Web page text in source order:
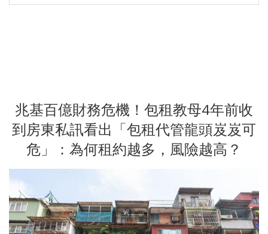
兆基百億財務危機！包租教母4年前收
到房東私訊看出「包租代管龍頭岌岌可
危」：為何租約越多，風險越高？